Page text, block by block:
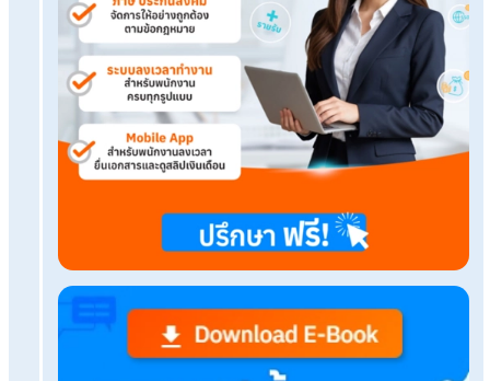
ส่งประกันสังคมช้า
เรื่องที่คุณอาจสนใจ
ลืมมือถือ! ก็ลงเวลาได้แค่มีหัวหน้างาน ด้วยแอปเช็คอิ
บริการแบบครบวงจรจากบริษัทรับทำเงินเดือน มีอะไ